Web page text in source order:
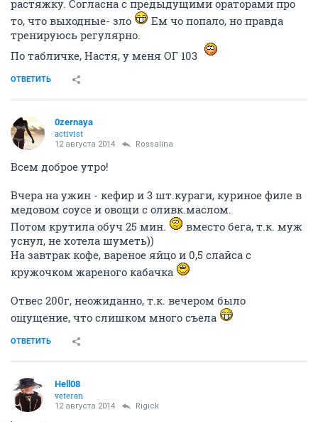
растяжку. Согласна с предыдущими ораторами про
то, что выходные- зло
Ем чо попало, но правда
тренируюсь регулярно.
По табличке, Настя, у меня ОГ 103
ОТВЕТИТЬ
0zernaya
activist
12 августа 2014 Rossalina
Всем доброе утро!
Вчера на ужин - кефир и 3 шт.кураги, куриное филе в
медовом соусе и овощи с оливк.маслом.
Потом крутила обуч 25 мин.
вместо бега, т.к. муж
уснул, не хотела шуметь))
На завтрак кофе, вареное яйцо и 0,5 слайса с
кружочком жареного кабачка
Отвес 200г, неожиданно, т.к. вечером было
ощущение, что слишком много съела
ОТВЕТИТЬ
Hell08
veteran
12 августа 2014 Rigick